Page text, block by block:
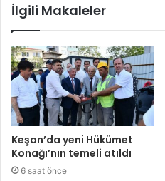
İlgili Makaleler
Keşan’da yeni Hükümet
Konağı’nın temeli atıldı
6 saat önce